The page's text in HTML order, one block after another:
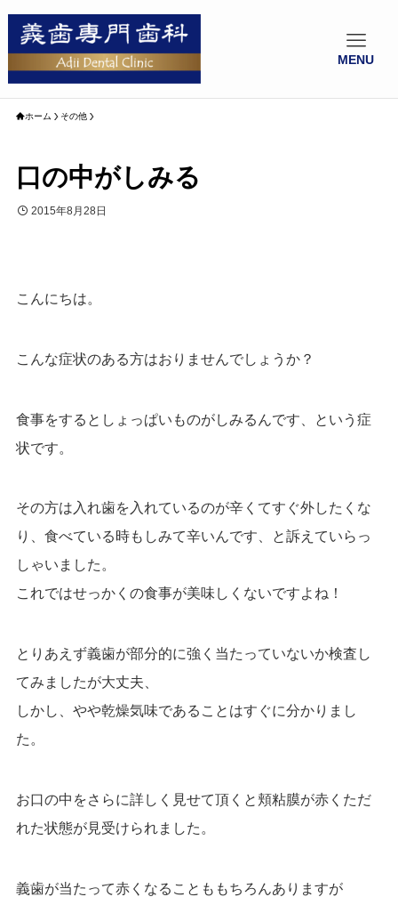
MENU
ホーム その他
口の中がしみる
2015年8月28日
こんにちは。
こんな症状のある方はおりませんでしょうか？
食事をするとしょっぱいものがしみるんです、という症
状です。
その方は入れ歯を入れているのが辛くてすぐ外したくな
り、 食べている時もしみて辛いんです、と訴えていらっ
しゃいました。
これではせっかくの食事が美味しくないですよね！
とりあえず義歯が部分的に強く当たっていないか検査し
てみましたが大丈夫、
しかし、やや乾燥気味であることはすぐに分かりまし
た。
お口の中をさらに詳しく見せて頂くと頬粘膜が赤くただ
れた状態が見受けられました。
義歯が当たって赤くなることももちろんありますが